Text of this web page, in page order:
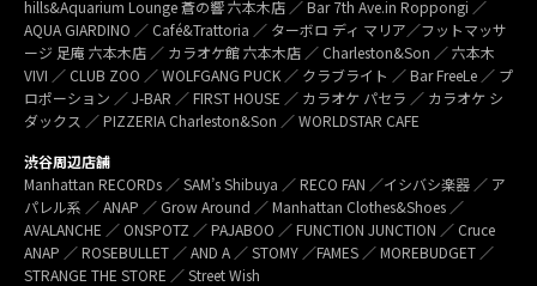
hills&Aquarium Lounge 蒼の響 六本木店 ／ Bar 7th Ave.in Roppongi ／
AQUA GIARDINO ／ Café&Trattoria ／ ターボロ ディ マリア／フットマッサ
ージ 足庵 六本木店 ／ カラオケ館 六本木店 ／ Charleston&Son ／ 六本木
VIVI ／ CLUB ZOO ／ WOLFGANG PUCK ／ クラブライト ／ Bar FreeLe ／ プ
ロポーション ／ J-BAR ／ FIRST HOUSE ／ カラオケ パセラ ／ カラオケ シ
ダックス ／ PIZZERIA Charleston&Son ／ WORLDSTAR CAFE
渋谷周辺店舗
Manhattan RECORDs ／ SAM’s Shibuya ／ RECO FAN ／イシバシ楽器 ／ ア
パレル系 ／ ANAP ／ Grow Around ／ Manhattan Clothes&Shoes ／
AVALANCHE ／ ONSPOTZ ／ PAJABOO ／ FUNCTION JUNCTION ／ Cruce
ANAP ／ ROSEBULLET ／ AND A ／ STOMY ／FAMES ／ MOREBUDGET ／
STRANGE THE STORE ／ Street Wish